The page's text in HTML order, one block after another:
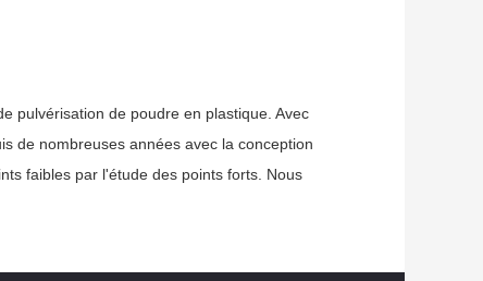
pulvérisation de poudre en plastique. Avec
de nombreuses années avec la conception
faibles par l'étude des points forts. Nous